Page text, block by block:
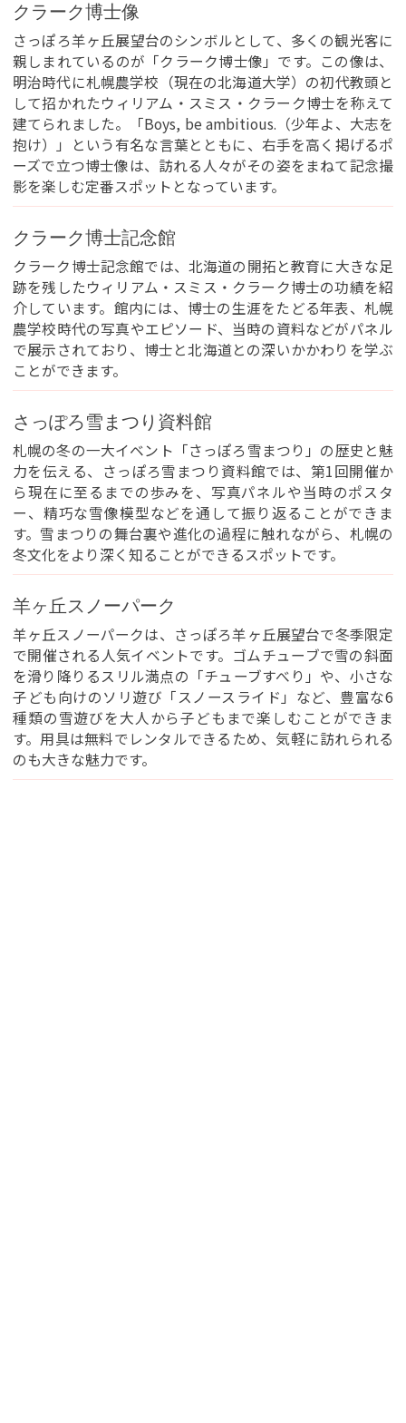
クラーク博士像
さっぽろ羊ヶ丘展望台のシンボルとして、多くの観光客に
親しまれているのが「クラーク博士像」です。この像は、
明治時代に札幌農学校（現在の北海道大学）の初代教頭と
して招かれたウィリアム・スミス・クラーク博士を称えて
建てられました。「Boys, be ambitious.（少年よ、大志を
抱け）」という有名な言葉とともに、右手を高く掲げるポ
ーズで立つ博士像は、訪れる人々がその姿をまねて記念撮
影を楽しむ定番スポットとなっています。
クラーク博士記念館
クラーク博士記念館では、北海道の開拓と教育に大きな足
跡を残したウィリアム・スミス・クラーク博士の功績を紹
介しています。館内には、博士の生涯をたどる年表、札幌
農学校時代の写真やエピソード、当時の資料などがパネル
で展示されており、博士と北海道との深いかかわりを学ぶ
ことができます。
さっぽろ雪まつり資料館
札幌の冬の一大イベント「さっぽろ雪まつり」の歴史と魅
力を伝える、さっぽろ雪まつり資料館では、第1回開催か
ら現在に至るまでの歩みを、写真パネルや当時のポスタ
ー、精巧な雪像模型などを通して振り返ることができま
す。雪まつりの舞台裏や進化の過程に触れながら、札幌の
冬文化をより深く知ることができるスポットです。
羊ヶ丘スノーパーク
羊ヶ丘スノーパークは、さっぽろ羊ヶ丘展望台で冬季限定
で開催される人気イベントです。ゴムチューブで雪の斜面
を滑り降りるスリル満点の「チューブすべり」や、小さな
子ども向けのソリ遊び「スノースライド」など、豊富な6
種類の雪遊びを大人から子どもまで楽しむことができま
す。用具は無料でレンタルできるため、気軽に訪れられる
のも大きな魅力です。